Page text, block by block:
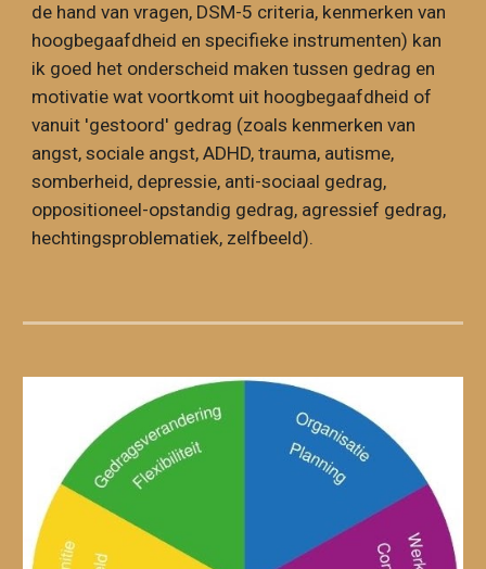
de hand van vragen, DSM-5 criteria, kenmerken van
hoogbegaafdheid en specifieke instrumenten) kan
ik goed het onderscheid maken tussen gedrag en
motivatie wat voortkomt uit hoogbegaafdheid of
vanuit 'gestoord' gedrag (zoals kenmerken van
angst, sociale angst, ADHD, trauma, autisme,
somberheid, depressie, anti-sociaal gedrag,
oppositioneel-opstandig gedrag, agressief gedrag,
hechtingsproblematiek, zelfbeeld).